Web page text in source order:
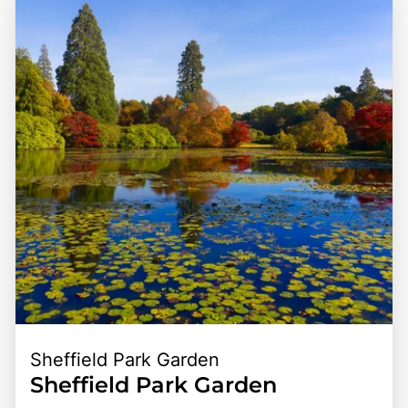
und Literatur miteinander verbindet. Ein Besuch in
Sissinghurst ist eine hervorragende Möglichkeit, die
kreative Vision von Vita Sackville-West zu erleben, die
Natur zu genießen und in die Geschichte eines der
bekanntesten Gärten Englands einzutauchen. Die
Kombination aus historischer Bedeutung, künstlerischem
Erbe und der Möglichkeit, die Schönheit der Gärten zu
erleben, macht Sissinghurst Castle zu einem
unverzichtbaren Ziel für Reisende.
Erkundungen der umliegenden Sehenswürdigkeiten in
Kent, einschließlich der historischen Städte Rye und
Canterbury. Die Kombination aus natürlicher Schönheit,
kulturellem Erbe und der Möglichkeit, die englische
Landschaft zu genießen, macht Sissinghurst Castle zu
einem unverzichtbaren Ziel für Reisende, die die Vielfalt
und den Charme dieser einzigartigen Region entdecken
möchten.
Sheffield Park Garden
Sheffield Park Garden